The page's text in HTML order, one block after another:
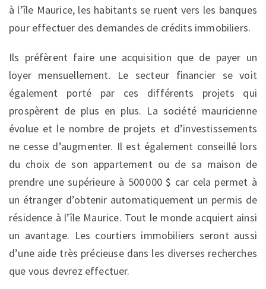
à l’île Maurice, les habitants se ruent vers les banques
pour effectuer des demandes de crédits immobiliers.
Ils préfèrent faire une acquisition que de payer un
loyer mensuellement. Le secteur financier se voit
également porté par ces différents projets qui
prospèrent de plus en plus. La société mauricienne
évolue et le nombre de projets et d’investissements
ne cesse d’augmenter. Il est également conseillé lors
du choix de son appartement ou de sa maison de
prendre une supérieure à 500 000 $ car cela permet à
un étranger d’obtenir automatiquement un permis de
résidence à l’île Maurice. Tout le monde acquiert ainsi
un avantage. Les courtiers immobiliers seront aussi
d’une aide très précieuse dans les diverses recherches
que vous devrez effectuer.